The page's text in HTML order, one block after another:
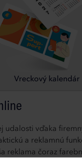
Vreckový kalendár
vďaka
a reklamnú
reklama čoraz